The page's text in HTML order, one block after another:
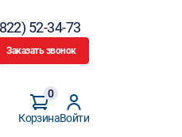
52-34-73
Заказать звонок
Корзина
0
Войти